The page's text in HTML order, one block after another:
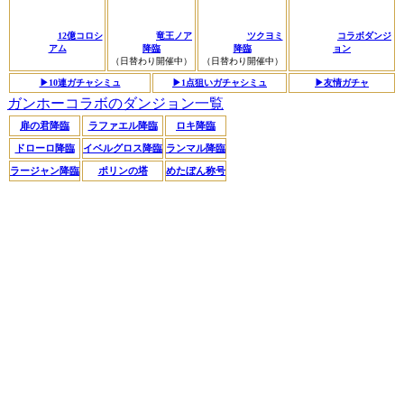
12億コロシ
アム
竜王ノア
降臨
（日替わり開催中）
ツクヨミ
降臨
（日替わり開催中）
コラボダンジ
ョン
▶︎10連ガチャシミュ ▶︎1点狙いガチャシミュ ▶︎友情ガチャ
ガンホーコラボのダンジョン一覧
扉の君降臨 ラファエル降臨 ロキ降臨
ドローロ降臨 イベルグロス降臨 ランマル降臨
ラージャン降臨 ポリンの塔 めたぼん称号